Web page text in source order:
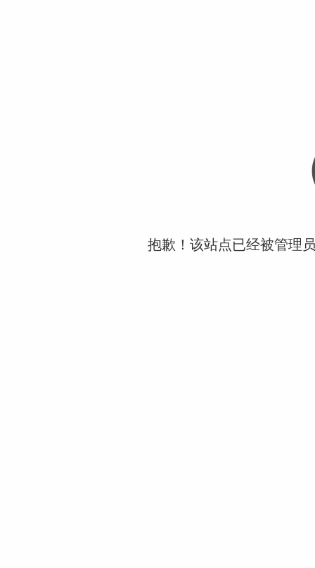
抱歉！该站点已经被管理